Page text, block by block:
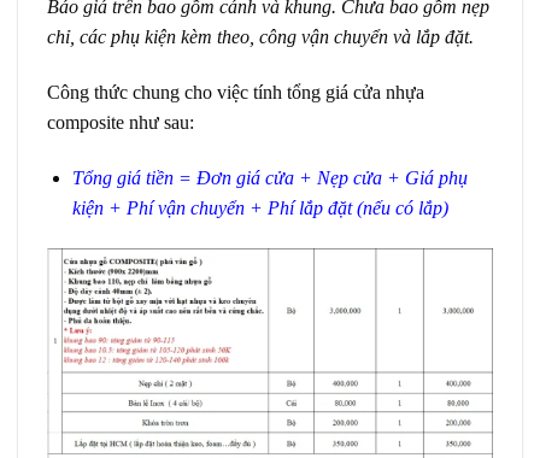
Báo giá trên bao gồm cánh và khung. Chưa bao gồm nẹp
chỉ, các phụ kiện kèm theo, công vận chuyển và lắp đặt.
Công thức chung cho việc tính tổng giá cửa nhựa
composite như sau:
Tổng giá tiền = Đơn giá cửa + Nẹp cửa + Giá phụ
kiện + Phí vận chuyển + Phí lắp đặt (nếu có lắp)